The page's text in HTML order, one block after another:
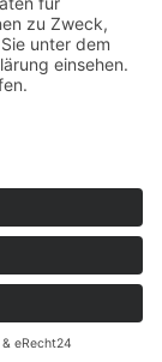
Aktionen,
Parties und
für Gewerbe,
Stuttgart